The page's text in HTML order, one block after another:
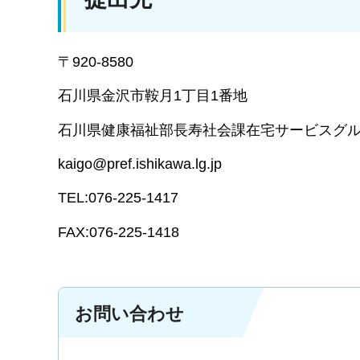
〒920-8580
石川県金沢市鞍月1丁目1番地
石川県健康福祉部長寿社会課在宅サービスグ
kaigo@pref.ishikawa.lg.jp
TEL:076-225-1417
FAX:076-225-1418
お問い合わせ